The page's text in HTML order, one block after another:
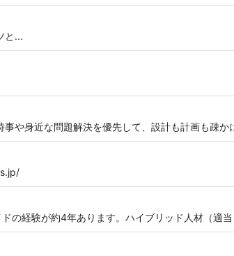
と...
や身近な問題解決を優先して、設計も計画も疎か
の経験が約4年あります。ハイブリッド人材（適当